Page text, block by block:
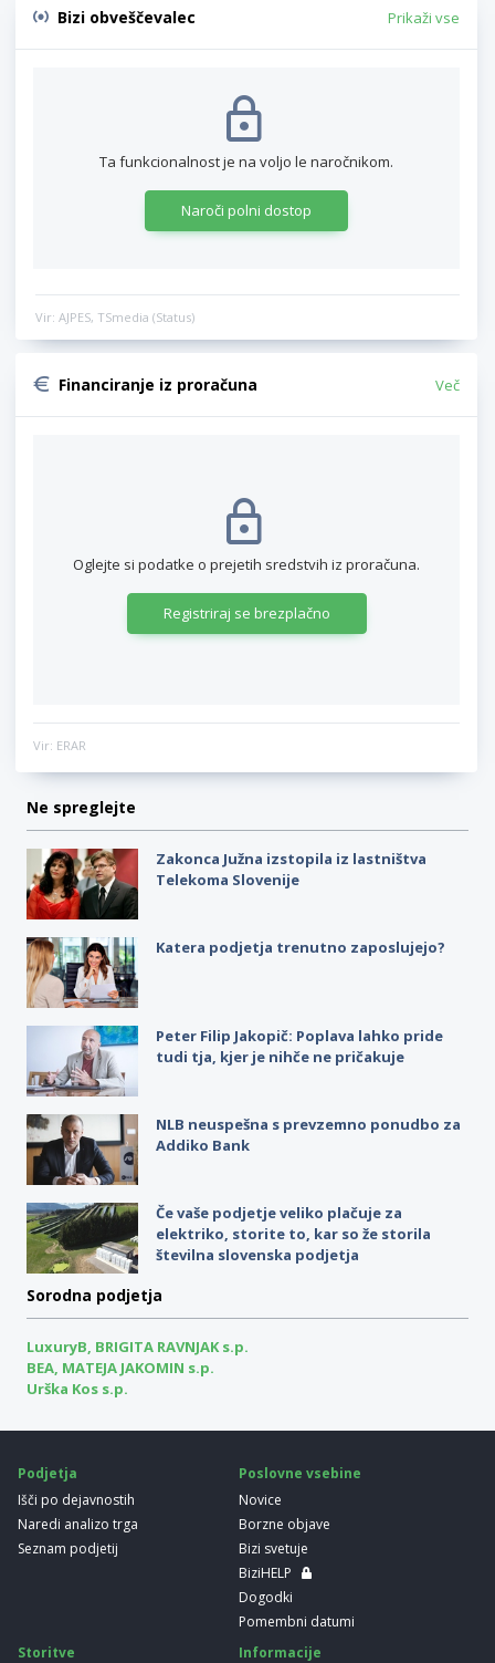
Bizi obveščevalec Prikaži vse
Ta funkcionalnost je na voljo le naročnikom.
Naroči polni dostop
Vir: AJPES, TSmedia (Status)
Financiranje iz proračuna Več
Oglejte si podatke o prejetih sredstvih iz proračuna.
Registriraj se brezplačno
Vir: ERAR
Ne spreglejte
Zakonca Južna izstopila iz lastništva
Telekoma Slovenije
Katera podjetja trenutno zaposlujejo?
Peter Filip Jakopič: Poplava lahko pride
tudi tja, kjer je nihče ne pričakuje
NLB neuspešna s prevzemno ponudbo za
Addiko Bank
Če vaše podjetje veliko plačuje za
elektriko, storite to, kar so že storila
številna slovenska podjetja
Sorodna podjetja
LuxuryB, BRIGITA RAVNJAK s.p.
BEA, MATEJA JAKOMIN s.p.
Urška Kos s.p.
Podjetja
Išči po dejavnostih
Naredi analizo trga
Seznam podjetij
Poslovne vsebine
Novice
Borzne objave
Bizi svetuje
BiziHELP
Dogodki
Pomembni datumi
Storitve
Informacije